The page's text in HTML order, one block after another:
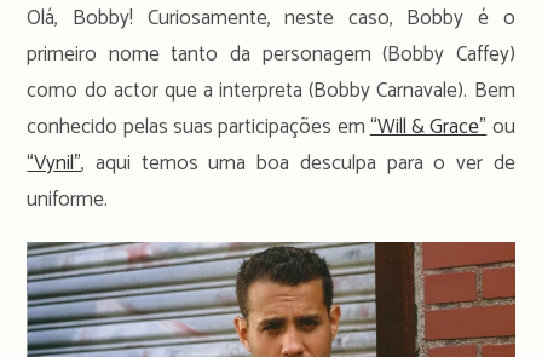
Olá, Bobby! Curiosamente, neste caso, Bobby é o
primeiro nome tanto da personagem (Bobby Caffey)
como do actor que a interpreta (Bobby Carnavale). Bem
conhecido pelas suas participações em“Will & Grace”ou
“Vynil”, aqui temos uma boa desculpa para o ver de
uniforme.